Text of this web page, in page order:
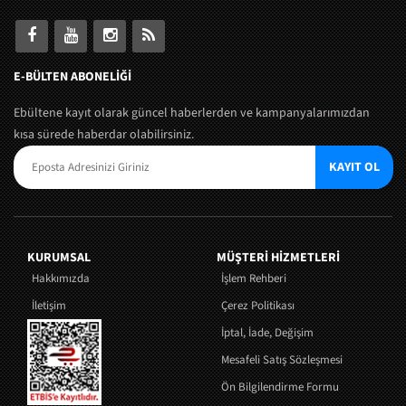
E-BÜLTEN ABONELİĞİ
Ebültene kayıt olarak güncel haberlerden ve kampanyalarımızdan
kısa sürede haberdar olabilirsiniz.
KAYIT OL
KURUMSAL
Hakkımızda
İletişim
MÜŞTERI HIZMETLERI
İşlem Rehberi
Çerez Politikası
İptal, İade, Değişim
Mesafeli Satış Sözleşmesi
Ön Bilgilendirme Formu